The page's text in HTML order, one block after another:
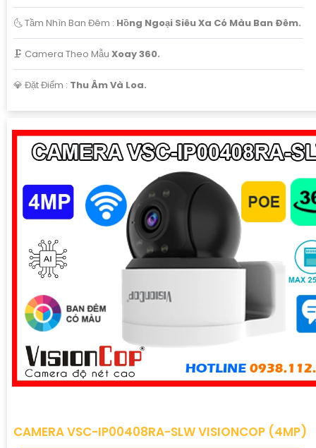
🌜 Tầm Nhìn Ban Đêm : Hồng Ngoại Siêu Xa Có Màu Ban Ðêm.
🗜️ Camera Theo Mẫu Xoay 360.
️💎 Đặt Điểm : Thu Âm Và Loa.
CAMERA VSC-IP00408RA-SLW VISIONCOP (4MP)